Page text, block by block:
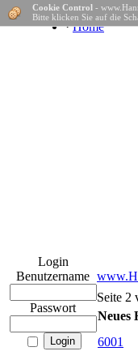
· Home
Login
Benutzername
Passwort
Cookie Control -
Bitte klicken Sie auf die
Seite 2
Neues
6001